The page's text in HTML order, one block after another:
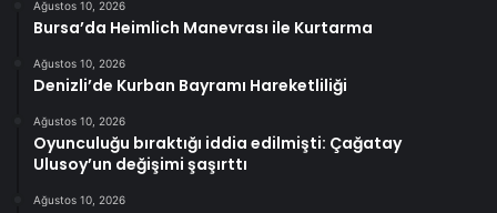
Ağustos 10, 2026
Bursa’da Heimlich Manevrası ile Kurtarma
Ağustos 10, 2026
Denizli’de Kurban Bayramı Hareketliliği
Ağustos 10, 2026
Oyunculuğu bıraktığı iddia edilmişti: Çağatay
Ulusoy’un değişimi şaşırttı
Ağustos 10, 2026